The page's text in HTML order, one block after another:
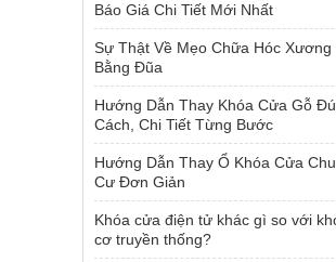
Báo Giá Chi Tiết Mới Nhất
Sự Thật Về Mẹo Chữa Hóc Xương
Bằng Đũa
Hướng Dẫn Thay Khóa Cửa Gỗ
Cách, Chi Tiết Từng Bước
Hướng Dẫn Thay Ổ Khóa Cửa
Cư Đơn Giản
Khóa cửa điện tử khác gì so với
cơ truyền thống?